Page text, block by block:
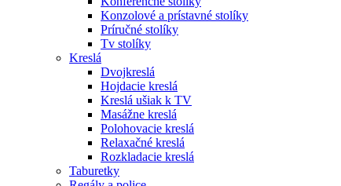
Konzolové a prístavné stolíky
Príručné stolíky
Tv stolíky
Kreslá
Dvojkreslá
Hojdacie kreslá
Kreslá ušiak k TV
Masážne kreslá
Polohovacie kreslá
Relaxačné kreslá
Rozkladacie kreslá
Taburetky